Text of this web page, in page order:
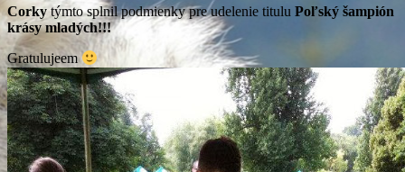
Corkytýmto splnil podmienky pre udelenie titulu Poľský šampión
krásy mladých!!!
Gratulujeem